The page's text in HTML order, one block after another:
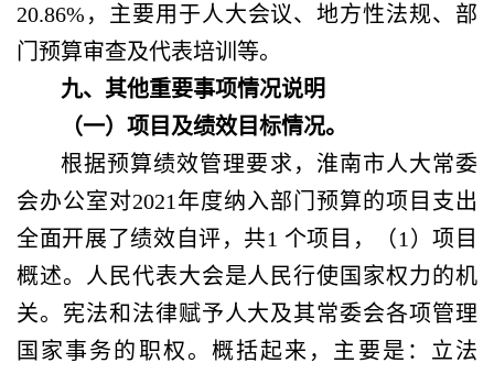
20.86%，主要用于人大会议、地方性法规、部
门预算审查及代表培训等。
九、其他重要事项情况说明
（一）项目及绩效目标情况。
根据预算绩效管理要求，淮南市人大常委
会办公室对2021年度纳入部门预算的项目支出
全面开展了绩效自评，共1 个项目，（1）项目
概述。人民代表大会是人民行使国家权力的机
关。宪法和法律赋予人大及其常委会各项管理
国家事务的职权。概括起来，主要是：立法